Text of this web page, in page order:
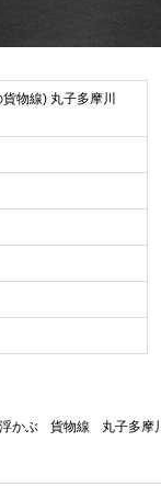
物線) 丸子多摩川
浮かぶ 貨物線 丸子多摩